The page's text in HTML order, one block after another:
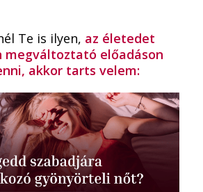
Te is ilyen, az életedet
megváltoztató előadáson
akkor tarts velem: